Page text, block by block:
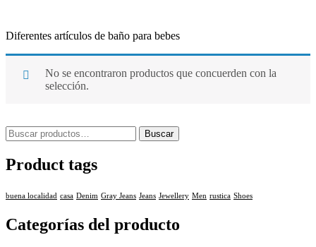
Diferentes artículos de baño para bebes
No se encontraron productos que concuerden con la
selección.
Buscar
Product tags
buena localidad casa Denim Gray Jeans Jeans Jewellery Men rustica Shoes
Categorías del producto